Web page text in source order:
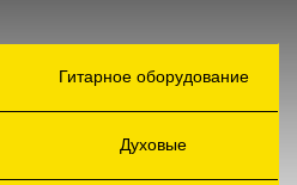
Гитарное оборудование
Духовые